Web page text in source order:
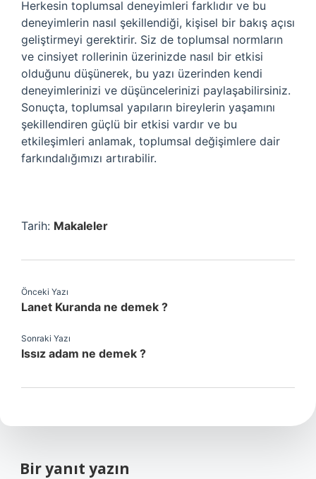
Herkesin toplumsal deneyimleri farklıdır ve bu
deneyimlerin nasıl şekillendiği, kişisel bir bakış açısı
geliştirmeyi gerektirir. Siz de toplumsal normların
ve cinsiyet rollerinin üzerinizde nasıl bir etkisi
olduğunu düşünerek, bu yazı üzerinden kendi
deneyimlerinizi ve düşüncelerinizi paylaşabilirsiniz.
Sonuçta, toplumsal yapıların bireylerin yaşamını
şekillendiren güçlü bir etkisi vardır ve bu
etkileşimleri anlamak, toplumsal değişimlere dair
farkındalığımızı artırabilir.
Tarih: Makaleler
Önceki Yazı
Lanet Kuranda ne demek ?
Sonraki Yazı
Issız adam ne demek ?
Bir yanıt yazın